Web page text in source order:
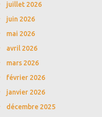
juillet 2026
juin 2026
mai 2026
avril 2026
mars 2026
février 2026
janvier 2026
décembre 2025